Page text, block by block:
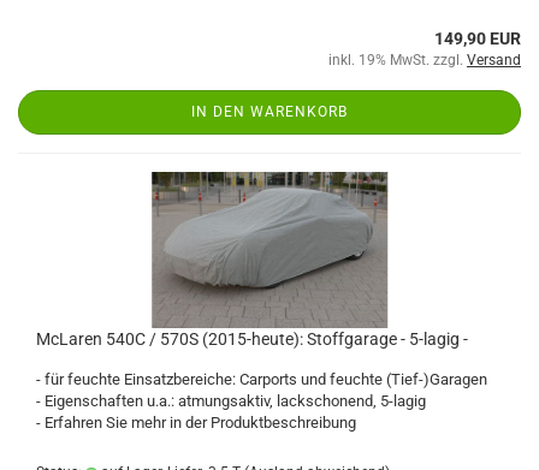
149,90 EUR
inkl. 19% MwSt. zzgl. Versand
IN DEN WARENKORB
McLaren 540C / 570S (2015-heute): Stoffgarage - 5-lagig -
- für feuchte Einsatzbereiche: Carports und feuchte (Tief-)Garagen
- Eigenschaften u.a.: atmungsaktiv, lackschonend, 5-lagig
- Erfahren Sie mehr in der Produktbeschreibung